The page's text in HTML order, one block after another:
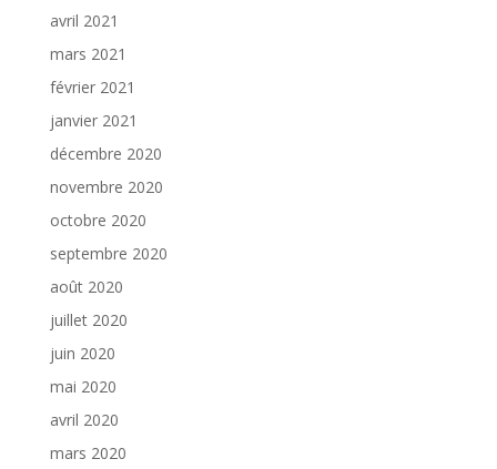
avril 2021
mars 2021
février 2021
janvier 2021
décembre 2020
novembre 2020
octobre 2020
septembre 2020
août 2020
juillet 2020
juin 2020
mai 2020
avril 2020
mars 2020